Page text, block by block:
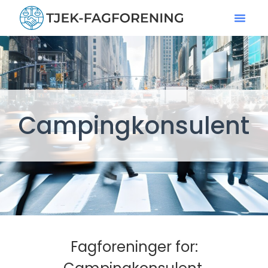
Campingkonsulent
Fagforeninger for: